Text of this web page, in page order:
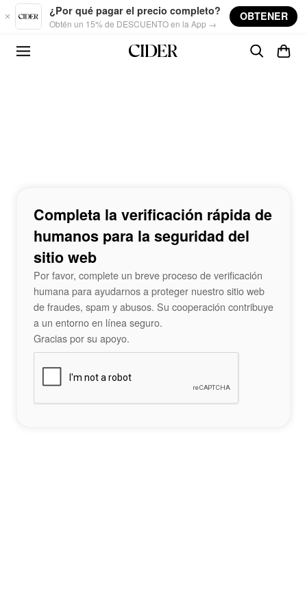
Skip to main content
¿Por qué pagar el precio completo?
Obtén un 15% de DESCUENTO en la App →
OBTENER
Completa la verificación rápida de
humanos para la seguridad del
sitio web
Por favor, complete un breve proceso de verificación
humana para ayudarnos a proteger nuestro sitio web
de fraudes, spam y abusos. Su cooperación contribuye
a un entorno en línea seguro.
Gracias por su apoyo.